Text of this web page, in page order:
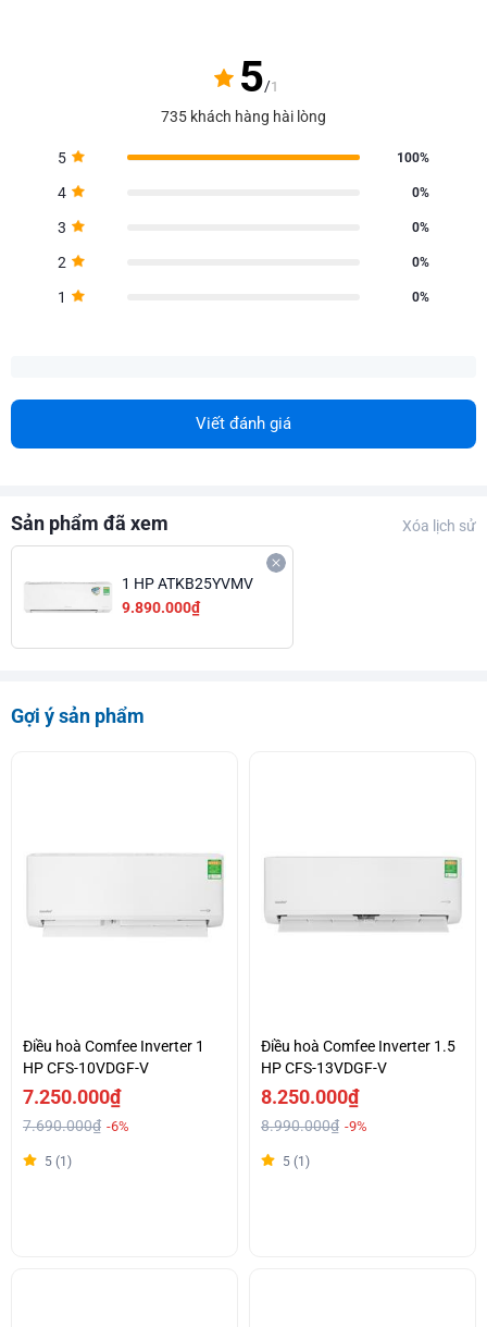
5/1
735 khách hàng hài lòng
5 100%
4 0%
3 0%
2 0%
1 0%
Viết đánh giá
Sản phẩm đã xem Xóa lịch sử
1 HP ATKB25YVMV
9.890.000₫
Gợi ý sản phẩm
Điều hoà Comfee Inverter 1
HP CFS-10VDGF-V
7.250.000₫
7.690.000₫ -6%
5 (1)
Điều hoà Comfee Inverter 1.5
HP CFS-13VDGF-V
8.250.000₫
8.990.000₫ -9%
5 (1)